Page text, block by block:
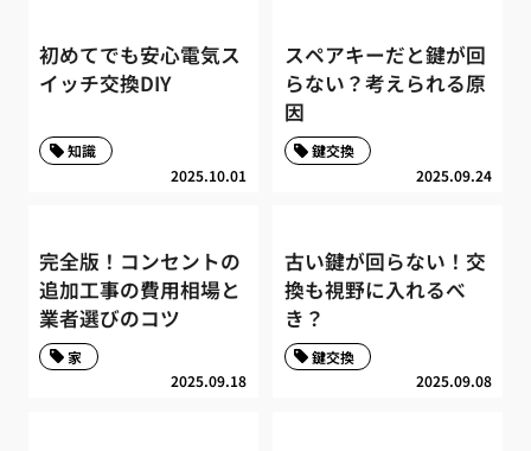
初めてでも安心電気ス
イッチ交換DIY
2025.10.01
知識
スペアキーだと鍵が回
らない？考えられる原
因
2025.09.24
鍵交換
完全版！コンセントの
追加工事の費用相場と
業者選びのコツ
2025.09.18
家
古い鍵が回らない！交
換も視野に入れるべ
き？
2025.09.08
鍵交換